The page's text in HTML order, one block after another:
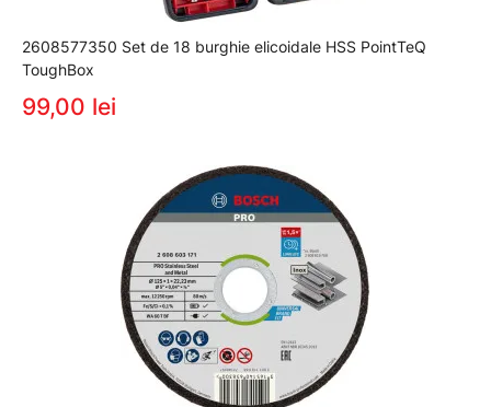
2608577350 Set de 18 burghie elicoidale HSS PointTeQ
ToughBox
99,00 lei